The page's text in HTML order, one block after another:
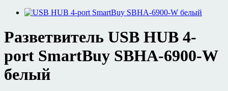
Разветвитель USB HUB 4-
port SmartBuy SBHA-6900-W
белый